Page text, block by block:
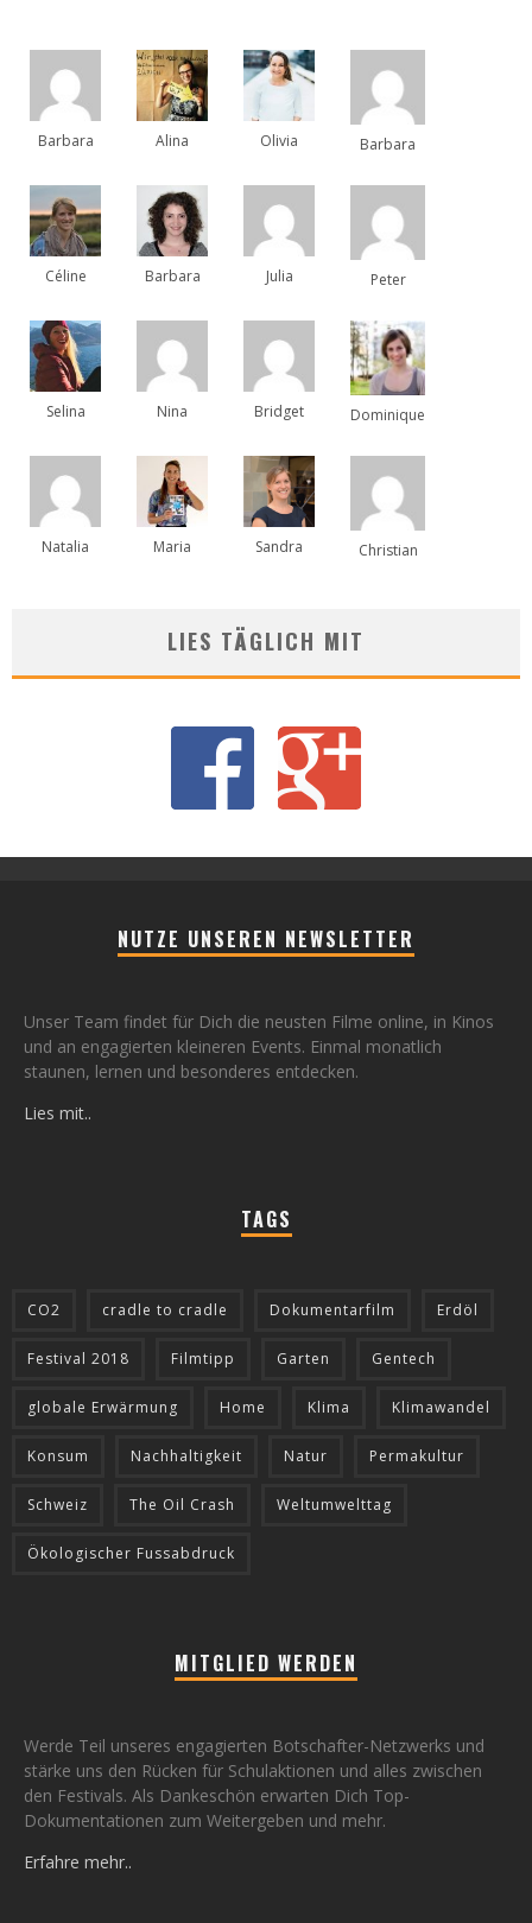
Barbara Alina Olivia Barbara
Céline Barbara Julia Peter
Selina Nina Bridget Dominique
Natalia Maria Sandra Christian
LIES TÄGLICH MIT
NUTZE UNSEREN NEWSLETTER
Unser Team findet für Dich die neusten Filme online, in Kinos
und an engagierten kleineren Events. Einmal monatlich
staunen, lernen und besonderes entdecken.
Lies mit..
TAGS
CO2 cradle to cradle Dokumentarfilm Erdöl
Festival 2018 Filmtipp Garten Gentech
globale Erwärmung Home Klima Klimawandel
Konsum Nachhaltigkeit Natur Permakultur
Schweiz The Oil Crash Weltumwelttag
Ökologischer Fussabdruck
MITGLIED WERDEN
Werde Teil unseres engagierten Botschafter-Netzwerks und
stärke uns den Rücken für Schulaktionen und alles zwischen
den Festivals. Als Dankeschön erwarten Dich Top-
Dokumentationen zum Weitergeben und mehr.
Erfahre mehr..